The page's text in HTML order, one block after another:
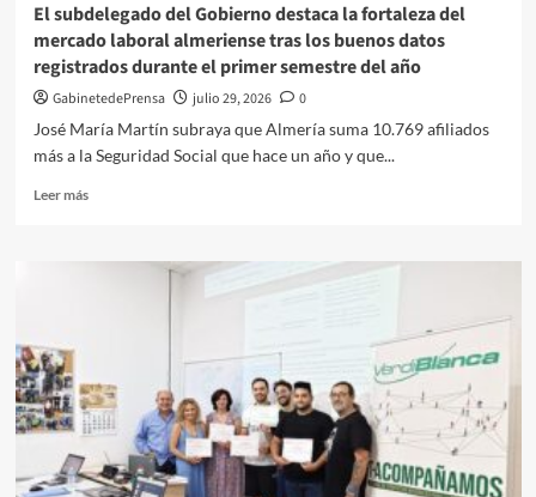
El subdelegado del Gobierno destaca la fortaleza del
mercado laboral almeriense tras los buenos datos
registrados durante el primer semestre del año
GabinetedePrensa julio 29, 2026
0
José María Martín subraya que Almería suma 10.769 afiliados
más a la Seguridad Social que hace un año y que...
Leer másLeer
El
fortaleza
del
mercado
laboral
almeriense